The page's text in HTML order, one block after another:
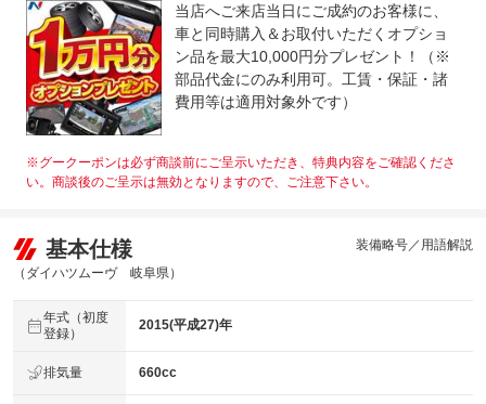
当店へご来店当日にご成約のお客様に、
車と同時購入＆お取付いただくオプショ
ン品を最大10,000円分プレゼント！（※
部品代金にのみ利用可。工賃・保証・諸
費用等は適用対象外です）
※グークーポンは必ず商談前にご呈示いただき、特典内容をご確認くださ
い。商談後のご呈示は無効となりますので、ご注意下さい。
基本仕様
（ダイハツムーヴ 岐阜県）
装備略号／用語解説
年式（初度
登録）
2015(平成27)年
排気量 660cc